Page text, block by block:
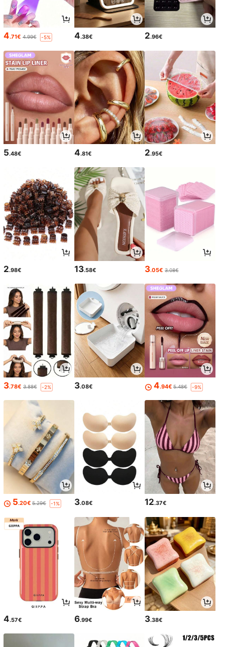
4.71€ 4.99€ -5% 4.38€ 2.96€
5.48€ 4.81€ 2.95€
2.98€ 13.58€ 3.05€ 3.08€
3.78€ 3.88€ -2% 3.08€ 4.94€ 5.48€ -9%
5.20€ 5.29€ -1% 3.08€ 12.37€
4.57€ 6.99€ 3.38€